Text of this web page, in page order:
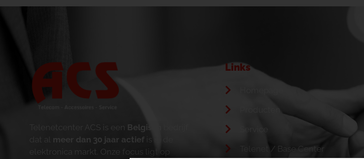
Telenetcenter ACS is een Belgisch
dat al meer dan 30 jaar actief is in de
elektronica markt. Onze focus ligt op
Links
Telenet / Base Center